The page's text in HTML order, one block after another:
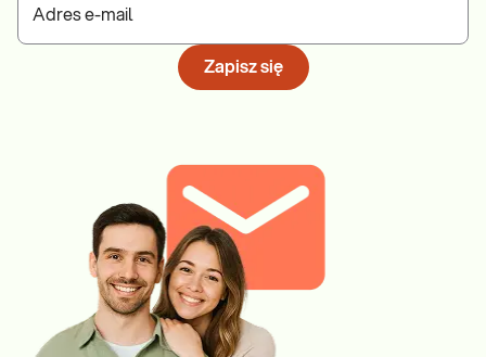
Adres e-mail
Zapisz się